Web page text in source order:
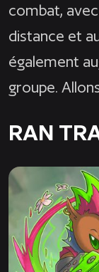
combat,
distance et
également
groupe.
RAN